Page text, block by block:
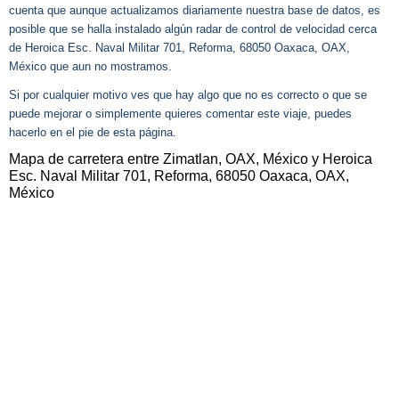
cuenta que aunque actualizamos diariamente nuestra base de datos, es
posible que se halla instalado algún radar de control de velocidad cerca
de Heroica Esc. Naval Militar 701, Reforma, 68050 Oaxaca, OAX,
México que aun no mostramos.
Si por cualquier motivo ves que hay algo que no es correcto o que se
puede mejorar o simplemente quieres comentar este viaje, puedes
hacerlo en el pie de esta página.
Mapa de carretera entre Zimatlan, OAX, México y Heroica
Esc. Naval Militar 701, Reforma, 68050 Oaxaca, OAX,
México